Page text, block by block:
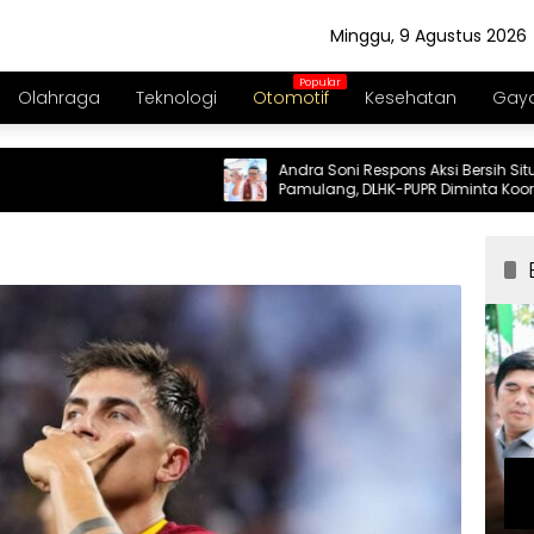
Minggu, 9 Agustus 2026
Olahraga Teknologi Otomotif Kesehatan
Andra Soni Respons Aksi Bersih Situ
Pamulang, DLHK-PUPR Diminta Koordinasi